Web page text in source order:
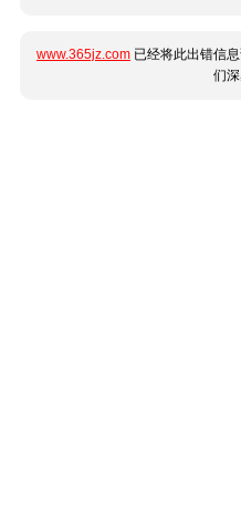
www.365jz.com 已经将此出错信
们